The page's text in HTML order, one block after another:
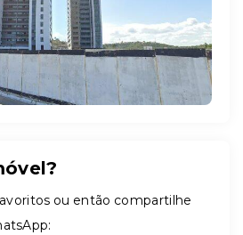
ou então compartilhe